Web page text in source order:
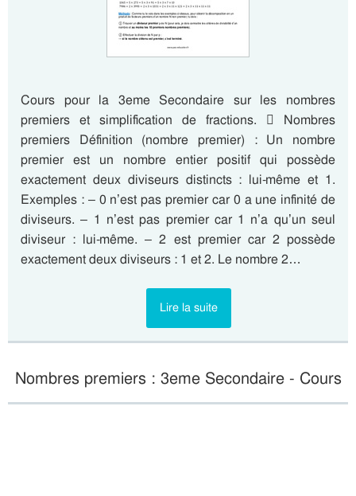
Cours pour la 3eme Secondaire sur les nombres
premiers et simplification de fractions.  Nombres
premiers Définition (nombre premier) : Un nombre
premier est un nombre entier positif qui possède
exactement deux diviseurs distincts : lui-même et 1.
Exemples : – 0 n’est pas premier car 0 a une infinité de
diviseurs. – 1 n’est pas premier car 1 n’a qu’un seul
diviseur : lui-même. – 2 est premier car 2 possède
exactement deux diviseurs : 1 et 2. Le nombre 2…
Lire la suite
Nombres premiers : 3eme Secondaire - Cours